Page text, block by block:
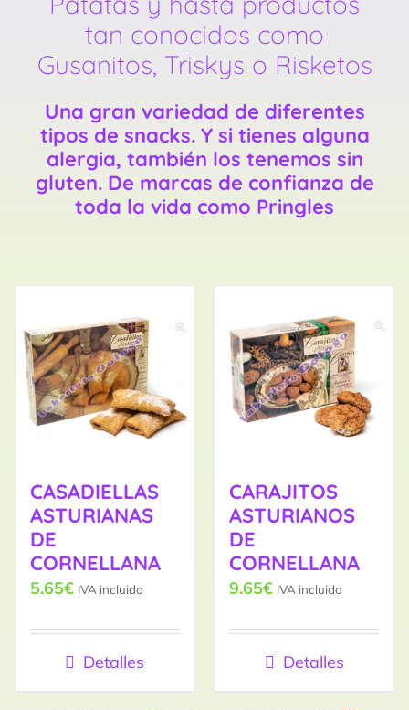
tan conocidos como
Gusanitos, Triskys o Risketos
Una gran variedad de diferentes
tipos de snacks. Y si tienes alguna
alergia, también los tenemos sin
gluten. De marcas de confianza de
toda la vida como Pringles
CASADIELLAS
ASTURIANAS
DE
CORNELLANA
5.65€ IVA incluido
Detalles
CARAJITOS
ASTURIANOS
DE
CORNELLANA
9.65€ IVA incluido
Detalles